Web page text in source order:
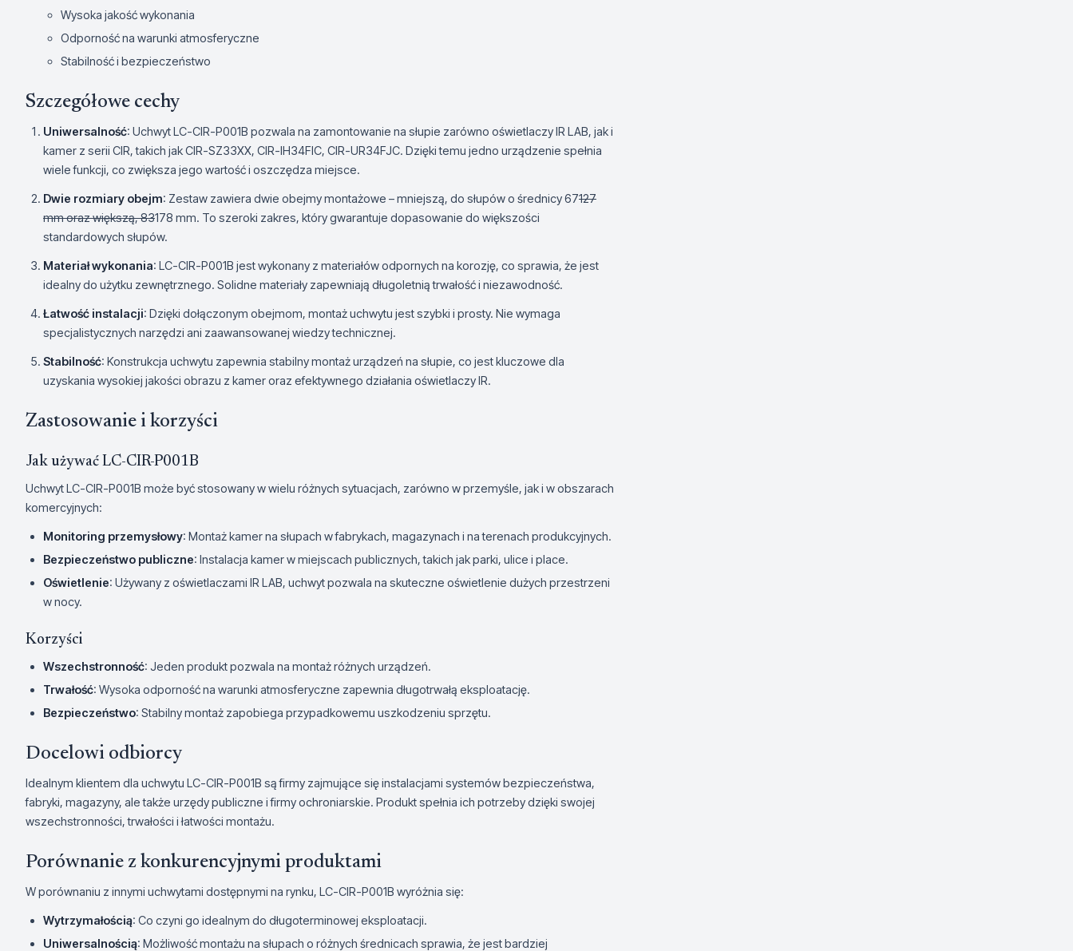
Wysoka jakość wykonania
Odporność na warunki atmosferyczne
Stabilność i bezpieczeństwo
Szczegółowe cechy
Uniwersalność: Uchwyt LC-CIR-P001B pozwala na zamontowanie na słupie zarówno oświetlaczy IR LAB, jak i
kamer z serii CIR, takich jak CIR-SZ33XX, CIR-IH34FIC, CIR-UR34FJC. Dzięki temu jedno urządzenie spełnia
wiele funkcji, co zwiększa jego wartość i oszczędza miejsce.
Dwie rozmiary obejm: Zestaw zawiera dwie obejmy montażowe – mniejszą, do słupów o średnicy 67127
mm oraz większą, 83178 mm. To szeroki zakres, który gwarantuje dopasowanie do większości
standardowych słupów.
Materiał wykonania: LC-CIR-P001B jest wykonany z materiałów odpornych na korozję, co sprawia, że jest
idealny do użytku zewnętrznego. Solidne materiały zapewniają długoletnią trwałość i niezawodność.
Łatwość instalacji: Dzięki dołączonym obejmom, montaż uchwytu jest szybki i prosty. Nie wymaga
specjalistycznych narzędzi ani zaawansowanej wiedzy technicznej.
Stabilność: Konstrukcja uchwytu zapewnia stabilny montaż urządzeń na słupie, co jest kluczowe dla
uzyskania wysokiej jakości obrazu z kamer oraz efektywnego działania oświetlaczy IR.
Zastosowanie i korzyści
Jak używać LC-CIR-P001B
Uchwyt LC-CIR-P001B może być stosowany w wielu różnych sytuacjach, zarówno w przemyśle, jak i w obszarach
komercyjnych:
Monitoring przemysłowy: Montaż kamer na słupach w fabrykach, magazynach i na terenach produkcyjnych.
Bezpieczeństwo publiczne: Instalacja kamer w miejscach publicznych, takich jak parki, ulice i place.
Oświetlenie: Używany z oświetlaczami IR LAB, uchwyt pozwala na skuteczne oświetlenie dużych przestrzeni
w nocy.
Korzyści
Wszechstronność: Jeden produkt pozwala na montaż różnych urządzeń.
Trwałość: Wysoka odporność na warunki atmosferyczne zapewnia długotrwałą eksploatację.
Bezpieczeństwo: Stabilny montaż zapobiega przypadkowemu uszkodzeniu sprzętu.
Docelowi odbiorcy
Idealnym klientem dla uchwytu LC-CIR-P001B są firmy zajmujące się instalacjami systemów bezpieczeństwa,
fabryki, magazyny, ale także urzędy publiczne i firmy ochroniarskie. Produkt spełnia ich potrzeby dzięki swojej
wszechstronności, trwałości i łatwości montażu.
Porównanie z konkurencyjnymi produktami
W porównaniu z innymi uchwytami dostępnymi na rynku, LC-CIR-P001B wyróżnia się:
Wytrzymałością: Co czyni go idealnym do długoterminowej eksploatacji.
Uniwersalnością: Możliwość montażu na słupach o różnych średnicach sprawia, że jest bardziej